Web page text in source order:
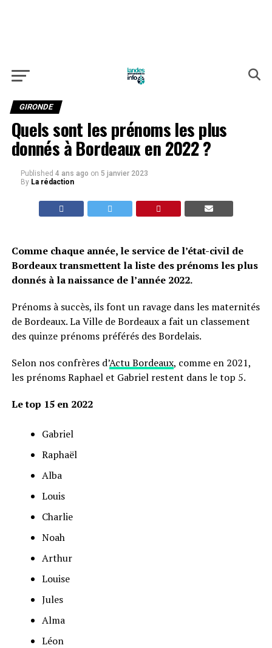
GIRONDE
Quels sont les prénoms les plus
donnés à Bordeaux en 2022 ?
Published 4 ans ago on 5 janvier 2023
By La rédaction
Comme chaque année, le service de l’état-civil de
Bordeaux transmettent la liste des prénoms les plus
donnés à la naissance de l’année 2022.
Prénoms à succès, ils font un ravage dans les maternités
de Bordeaux. La Ville de Bordeaux a fait un classement
des quinze prénoms préférés des Bordelais.
Selon nos confrères d’Actu Bordeaux, comme en 2021,
les prénoms Raphael et Gabriel restent dans le top 5.
Le top 15 en 2022
Gabriel
Raphaël
Alba
Louis
Charlie
Noah
Arthur
Louise
Jules
Alma
Léon